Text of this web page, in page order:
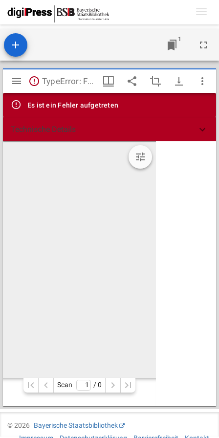
1
Mirador
Viewer
TypeError: Failed to fetch
Es ist ein Fehler aufgetreten
Technische Details
Scan / 0
©2026
Bayerische Staatsbibliothek